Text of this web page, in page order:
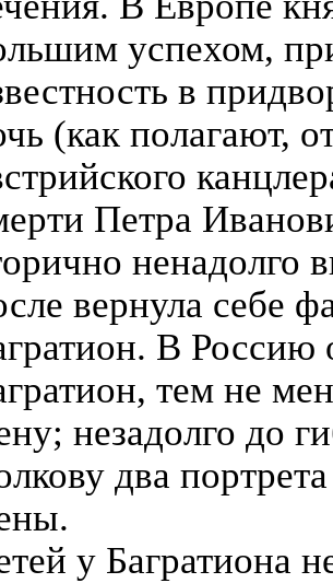
успехом,
в
(как полагают,
Петра
ненадолго
вернула себе
В Россию
тем не
незадолго до
два
у Багратиона